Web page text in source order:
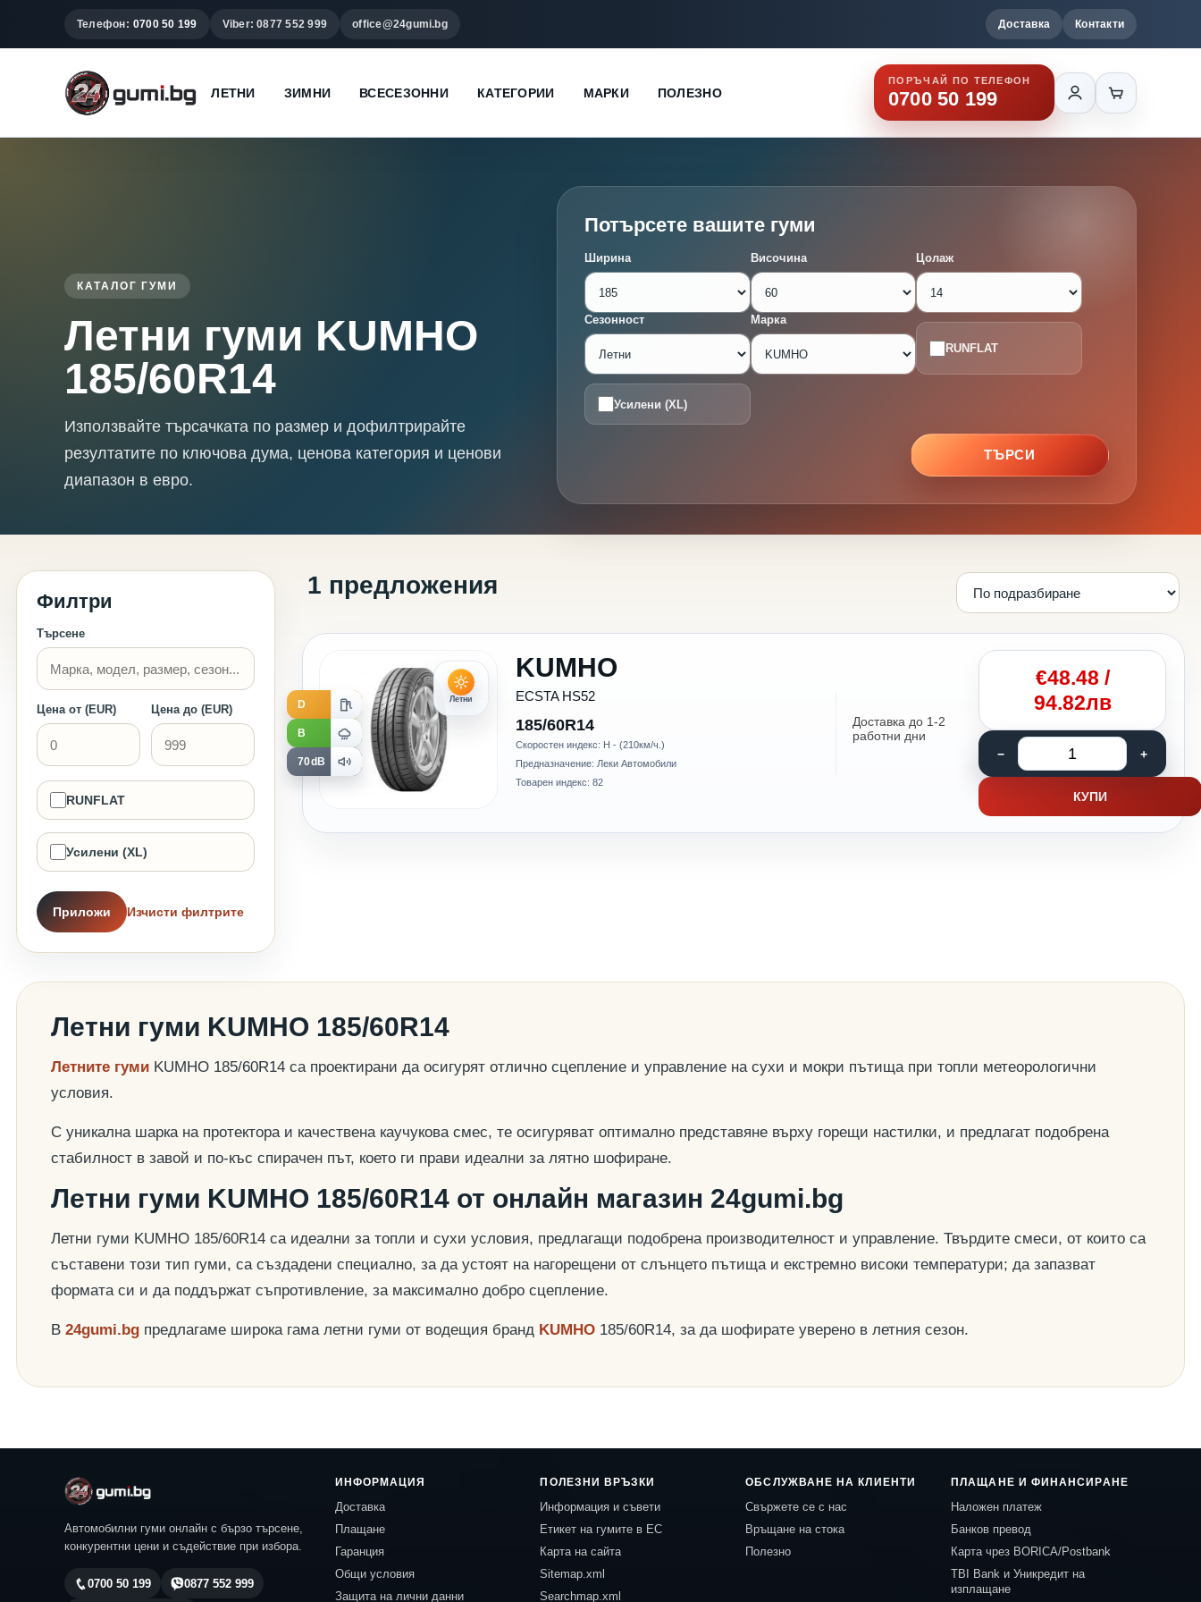
Телефон: 0700 50 199 Viber: 0877 552 999 office@24gumi.bg Доставка Контакти
ЛЕТНИ ЗИМНИ ВСЕСЕЗОННИ КАТЕГОРИИ МАРКИ ПОЛЕЗНО
ПОРЪЧАЙ ПО ТЕЛЕФОН
0700 50 199
КАТАЛОГ ГУМИ
Летни гуми KUMHO
185/60R14
Използвайте търсачката по размер и дофилтрирайте
резултатите по ключова дума, ценова категория и ценови
диапазон в евро.
Потърсете вашите гуми
Ширина Височина Цолаж
Сезонност Марка
RUNFLAT
Усилени (XL)
ТЪРСИ
Филтри
Търсене
Цена от (EUR) Цена до (EUR)
RUNFLAT
Усилени (XL)
Приложи Изчисти филтрите
1 предложения
Летни
KUMHO
ECSTA HS52
185/60R14
D
B
70dB
Скоростен индекс: H - (210км/ч.)
Предназначение: Леки Автомобили
Товарен индекс: 82
Доставка до 1-2
работни дни
€48.48 /
94.82лв
КУПИ
Летни гуми KUMHO 185/60R14
Летните гуми KUMHO 185/60R14 са проектирани да осигурят отлично сцепление и управление на сухи и мокри пътища при топли метеорологични
условия.
С уникална шарка на протектора и качествена каучукова смес, те осигуряват оптимално представяне върху горещи настилки, и предлагат подобрена
стабилност в завой и по-къс спирачен път, което ги прави идеални за лятно шофиране.
Летни гуми KUMHO 185/60R14 от онлайн магазин 24gumi.bg
Летни гуми KUMHO 185/60R14 са идеални за топли и сухи условия, предлагащи подобрена производителност и управление. Твърдите смеси, от които са
съставени този тип гуми, са създадени специално, за да устоят на нагорещени от слънцето пътища и екстремно високи температури; да запазват
формата си и да поддържат съпротивление, за максимално добро сцепление.
В 24gumi.bg предлагаме широка гама летни гуми от водещия бранд KUMHO 185/60R14, за да шофирате уверено в летния сезон.
Автомобилни гуми онлайн с бързо търсене,
конкурентни цени и съдействие при избора.
0700 50 199 0877 552 999
ИНФОРМАЦИЯ
Доставка
Плащане
Гаранция
Общи условия
Защита на лични данни
ПОЛЕЗНИ ВРЪЗКИ
Информация и съвети
Етикет на гумите в ЕС
Карта на сайта
Sitemap.xml
Searchmap.xml
ОБСЛУЖВАНЕ НА КЛИЕНТИ
Свържете се с нас
Връщане на стока
Полезно
ПЛАЩАНЕ И ФИНАНСИРАНЕ
Наложен платеж
Банков превод
Карта чрез BORICA/Postbank
TBI Bank и Уникредит на
изплащане